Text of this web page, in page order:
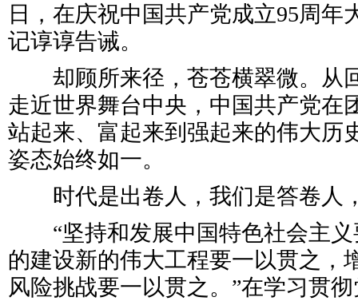
日，在庆祝中国共产党成立95周年
记谆谆告诫。
却顾所来径，苍苍横翠微。从
走近世界舞台中央，中国共产党在
站起来、富起来到强起来的伟大历
姿态始终如一。
时代是出卷人，我们是答卷人
“坚持和发展中国特色社会主义
的建设新的伟大工程要一以贯之，
风险挑战要一以贯之。”在学习贯